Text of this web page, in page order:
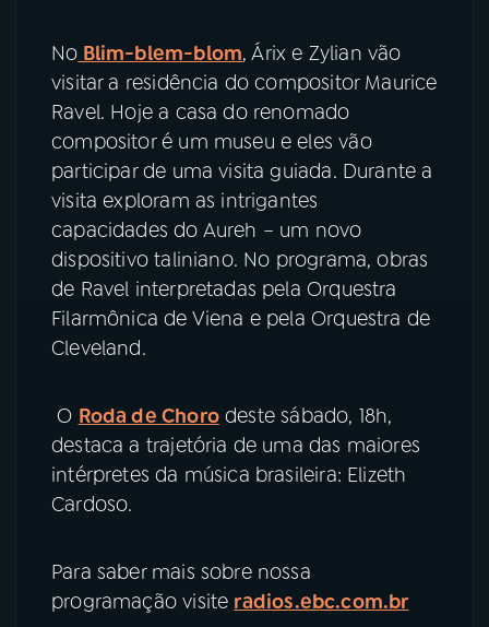
No Blim-blem-blom, Árix e Zylian vão
visitar a residência do compositor Maurice
Ravel. Hoje a casa do renomado
compositor é um museu e eles vão
participar de uma visita guiada. Durante a
visita exploram as intrigantes
capacidades do Aureh – um novo
dispositivo taliniano. No programa, obras
de Ravel interpretadas pela Orquestra
Filarmônica de Viena e pela Orquestra de
Cleveland.
O Roda de Chorodeste sábado, 18h,
destaca a trajetória de uma das maiores
intérpretes da música brasileira: Elizeth
Cardoso.
Para saber mais sobre nossa
programação visite radios.ebc.com.br